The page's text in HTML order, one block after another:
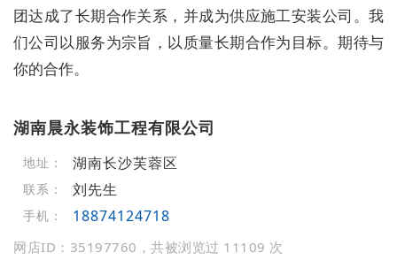
团达成了长期合作关系，并成为供应施工安装公司。我
们公司以服务为宗旨，以质量长期合作为目标。期待与
你的合作。
湖南晨永装饰工程有限公司
地址： 湖南长沙芙蓉区
联系： 刘先生
手机： 18874124718
网店ID：35197760，共被浏览过 11109 次